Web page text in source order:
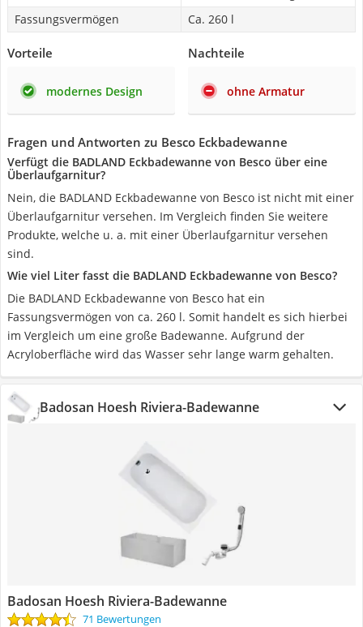
Fassungsvermögen
Ca. 260 l
Vorteile
modernes Design
Nachteile
ohne Armatur
Fragen und Antworten zu Besco Eckbadewanne
Verfügt die BADLAND Eckbadewanne von Besco über eine
Überlaufgarnitur?
Nein, die BADLAND Eckbadewanne von Besco ist nicht mit einer
Überlaufgarnitur versehen. Im Vergleich finden Sie weitere
Produkte, welche u. a. mit einer Überlaufgarnitur versehen
sind.
Wie viel Liter fasst die BADLAND Eckbadewanne von Besco?
Die BADLAND Eckbadewanne von Besco hat ein
Fassungsvermögen von ca. 260 l. Somit handelt es sich hierbei
im Vergleich um eine große Badewanne. Aufgrund der
Acryloberfläche wird das Wasser sehr lange warm gehalten.
Badosan Hoesh Riviera-Badewanne
Badosan Hoesh Riviera-Badewanne
71 Bewertungen